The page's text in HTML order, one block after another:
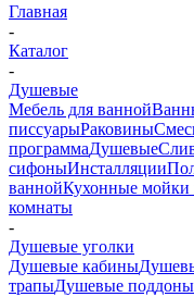
Главная
-
Каталог
-
Душевые
Мебель для ванной
писсуарыРаковины
программаДушевые
сифоныИнсталляции
ваннойКухонные мойки
комнаты
-
Душевые уголки
Душевые кабины
трапыДушевые поддоны